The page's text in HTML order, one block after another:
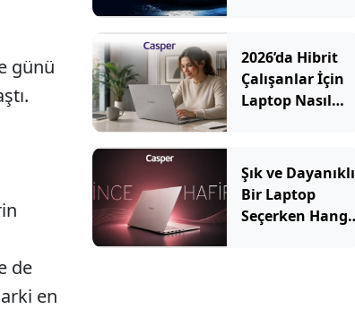
günü
de
en
2026’da Hibrit
Çalışanlar İçin
Laptop Nasıl
Önemli?
Şık ve Dayanıklı
Bir Laptop
Seçerken Hangi